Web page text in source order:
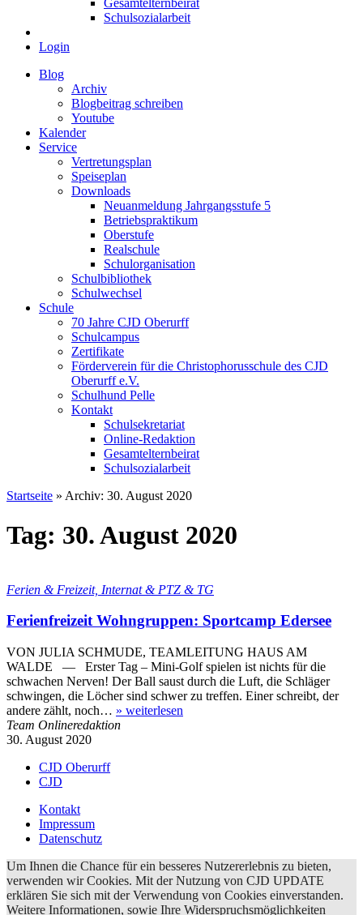
Schulsozialarbeit
Login
Blog
Archiv
Blogbeitrag schreiben
Youtube
Kalender
Service
Vertretungsplan
Speiseplan
Downloads
Neuanmeldung Jahrgangsstufe 5
Betriebspraktikum
Oberstufe
Realschule
Schulorganisation
Schulbibliothek
Schulwechsel
Schule
70 Jahre CJD Oberurff
Schulcampus
Zertifikate
Förderverein für die Christophorusschule des CJD
Oberurff e.V.
Schulhund Pelle
Kontakt
Schulsekretariat
Online-Redaktion
Gesamtelternbeirat
Schulsozialarbeit
Startseite » Archiv: 30. August 2020
Tag: 30. August 2020
Ferien & Freizeit, Internat & PTZ & TG
Ferienfreizeit Wohngruppen: Sportcamp Edersee
VON JULIA SCHMUDE, TEAMLEITUNG HAUS AM
WALDE — Erster Tag – Mini-Golf spielen ist nichts für die
schwachen Nerven! Der Ball saust durch die Luft, die Schläger
schwingen, die Löcher sind schwer zu treffen. Einer schreibt, der
andere zählt, noch… » weiterlesen
Team Onlineredaktion
30. August 2020
CJD Oberurff
CJD
Kontakt
Impressum
Datenschutz
Um Ihnen die Chance für ein besseres Nutzererlebnis zu bieten,
verwenden wir Cookies. Mit der Nutzung von CJD UPDATE
erklären Sie sich mit der Verwendung von Cookies einverstanden.
Weitere Informationen, sowie Ihre Widerspruchsmöglichkeiten